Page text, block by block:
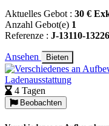
Aktuelles Gebot : 30 €
Anzahl Gebot(e) 1
Referenze : J-13110-
Ansehen Bieten
4 Tagen
Beobachten